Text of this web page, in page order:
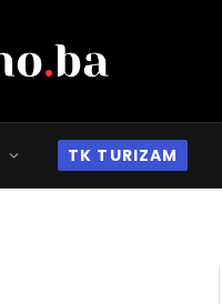
TK TURIZAM